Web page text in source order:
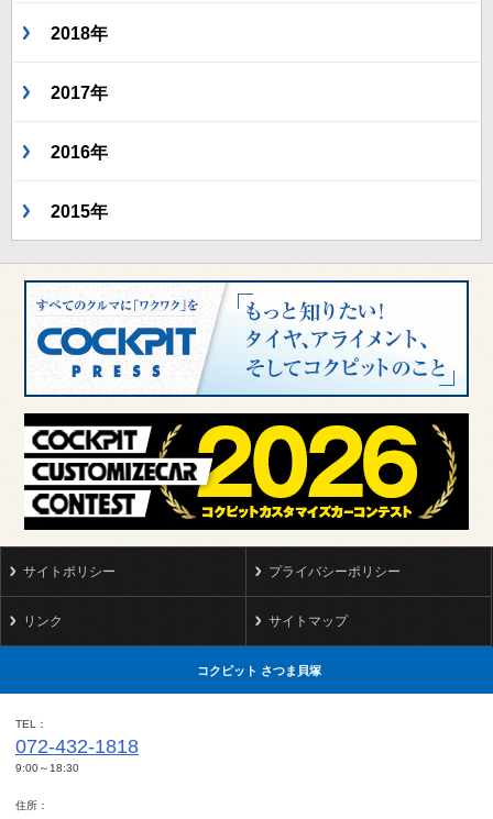
2018年
2017年
2016年
2015年
サイトポリシー プライバシーポリシー
リンク サイトマップ
コクピット さつま貝塚
TEL
072-432-1818
9:00～18:30
住所